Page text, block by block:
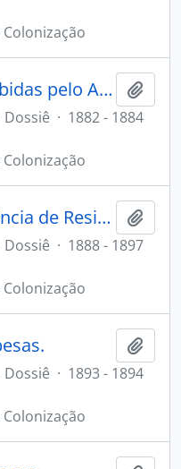
Correspondências recebidas pelo Agrimensor Joaquim Adolpho Pinto Pacca (Benevente e Alfredo Chaves).
Dossiê · 1882 - 1884
Declaração de Tranferência de Residência - Vários Vapores.
Dossiê · 1888 - 1897
Dossiê · 1893 - 1894